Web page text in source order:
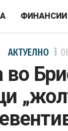
ФИНАНСИИ
АКТУЕЛНО
во